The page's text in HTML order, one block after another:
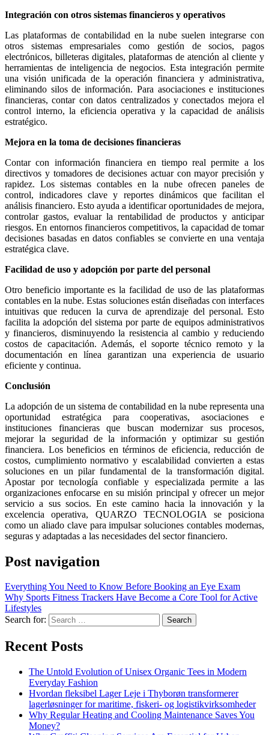
Integración con otros sistemas financieros y operativos
Las plataformas de contabilidad en la nube suelen integrarse con
otros sistemas empresariales como gestión de socios, pagos
electrónicos, billeteras digitales, plataformas de atención al cliente y
herramientas de inteligencia de negocios. Esta integración permite
una visión unificada de la operación financiera y administrativa,
eliminando silos de información. Para asociaciones e instituciones
financieras, contar con datos centralizados y conectados mejora el
control interno, la eficiencia operativa y la capacidad de análisis
estratégico.
Mejora en la toma de decisiones financieras
Contar con información financiera en tiempo real permite a los
directivos y tomadores de decisiones actuar con mayor precisión y
rapidez. Los sistemas contables en la nube ofrecen paneles de
control, indicadores clave y reportes dinámicos que facilitan el
análisis financiero. Esto ayuda a identificar oportunidades de mejora,
controlar gastos, evaluar la rentabilidad de productos y anticipar
riesgos. En entornos financieros competitivos, la capacidad de tomar
decisiones basadas en datos confiables se convierte en una ventaja
estratégica clave.
Facilidad de uso y adopción por parte del personal
Otro beneficio importante es la facilidad de uso de las plataformas
contables en la nube. Estas soluciones están diseñadas con interfaces
intuitivas que reducen la curva de aprendizaje del personal. Esto
facilita la adopción del sistema por parte de equipos administrativos
y financieros, disminuyendo la resistencia al cambio y reduciendo
costos de capacitación. Además, el soporte técnico remoto y la
documentación en línea garantizan una experiencia de usuario
eficiente y continua.
Conclusión
La adopción de un sistema de contabilidad en la nube representa una
oportunidad estratégica para cooperativas, asociaciones e
instituciones financieras que buscan modernizar sus procesos,
mejorar la seguridad de la información y optimizar su gestión
financiera. Los beneficios en términos de eficiencia, reducción de
costos, cumplimiento normativo y escalabilidad convierten a estas
soluciones en un pilar fundamental de la transformación digital.
Apostar por tecnología confiable y especializada permite a las
organizaciones enfocarse en su misión principal y ofrecer un mejor
servicio a sus socios. En este camino hacia la innovación y la
excelencia operativa, QUARZO TECNOLOGIA se posiciona
como un aliado clave para impulsar soluciones contables modernas,
seguras y adaptadas a las necesidades del sector financiero.
Post navigation
Everything You Need to Know Before Booking an Eye Exam
Why Sports Fitness Trackers Have Become a Core Tool for Active
Lifestyles
Search for:
Recent Posts
The Untold Evolution of Unisex Organic Tees in Modern
Everyday Fashion
Hvordan fleksibel Lager Leje i Thyborøn transformerer
lagerløsninger for maritime, fiskeri- og logistikvirksomheder
Why Regular Heating and Cooling Maintenance Saves You
Money?